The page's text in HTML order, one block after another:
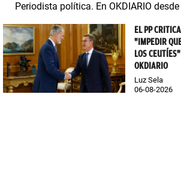
Periodista política. En OKDIARIO
EL PP
"IMPEDIR
LOS
OKDIARIO
Luz Sela
06-08-2026